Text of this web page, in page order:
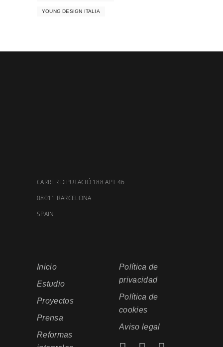
YOUNG DESIGN ITALIA
CARRER DIPUTACIÓ 188 APT 46
08011 BARCELONA
SPAIN
Inicio
Estudio
Proyectos
Prensa
Reformas
Política de
privacidad
Política de
cookies
Aviso legal